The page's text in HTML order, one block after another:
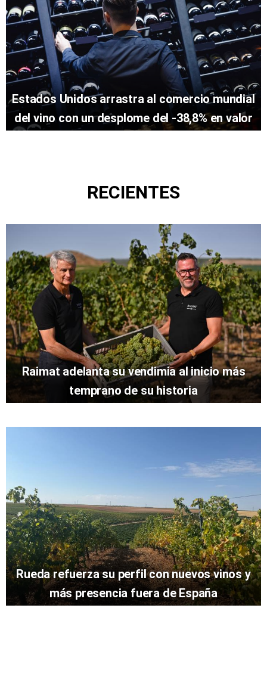
Estados Unidos arrastra al comercio mundial
del vino con un desplome del -38,8% en valor
RECIENTES
Raimat adelanta su vendimia al inicio más
temprano de su historia
Rueda refuerza su perfil con nuevos vinos y
más presencia fuera de España